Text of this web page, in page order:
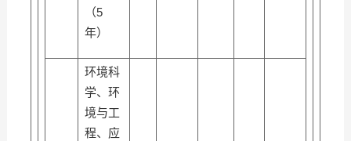
（5
年）
环境科
学、环
境与工
程、应